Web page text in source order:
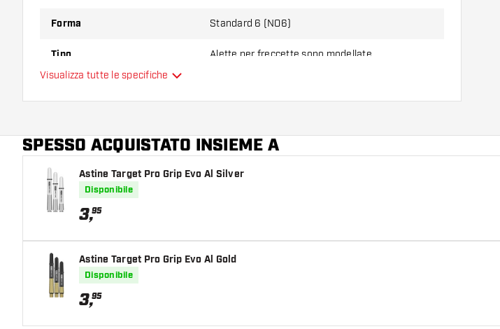
Forma Standard 6 (NO6)
Tipo Alette per freccette sono modellate
Visualizza tutte le specifiche
SPESSO ACQUISTATO INSIEME A
Astine Target Pro Grip Evo Al Silver
Disponibile
3,95
Astine Target Pro Grip Evo Al Gold
Disponibile
3,95